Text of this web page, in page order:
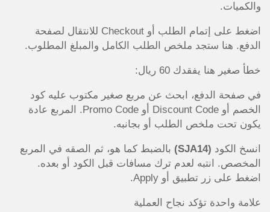
والكميات.
اضغط على إتمام الطلب أو Checkout للانتقال لصفحة
الدفع. هنا ستجد ملخص الطلب الكامل والمبلغ المطلوب.
خطأ صغير هنا يفقدك 60 ريال:
في صفحة الدفع، ابحث عن مربع صغير مكتوب عليه كود
الخصم أو Discount Code أو Promo Code. المربع عادة
يكون تحت ملخص الطلب أو بجانبه.
انسخ الكود (SJA14)
بالضبط كما هو، ثم الصقه في المربع
المخصص. انتبه لعدم ترك مسافات قبل الكود أو بعده.
اضغط على زر تطبيق أو Apply.
علامة واحدة تؤكد نجاح العملية